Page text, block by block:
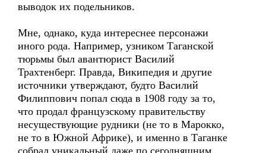
выводок их подельников.
Мне, однако, куда интереснее персонажи
иного рода. Например, узником Таганской
тюрьмы был авантюрист Василий
Трахтенберг. Правда, Википедия и другие
источники утверждают, будто Василий
Филиппович попал сюда в 1908 году за то,
что продал французскому правительству
несуществующие рудники (не то в Марокко,
не то в Южной Африке), и именно в Таганке
собрал уникальный даже по сегодняшним